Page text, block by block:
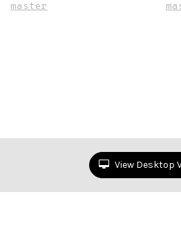
master
View Desktop